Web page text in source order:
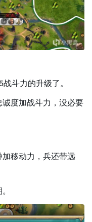
斗力的升级了。
度加战斗力，没必要
移动力，兵还带远